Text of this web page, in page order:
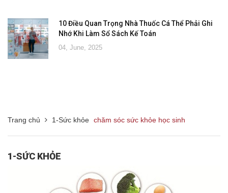
10 Điều Quan Trọng Nhà Thuốc Cá Thể Phải Ghi
Nhớ Khi Làm Sổ Sách Kế Toán
04, June, 2025
Trang chủ 1-Sức khỏe chăm sóc sức khỏe học sinh
1-SỨC KHỎE